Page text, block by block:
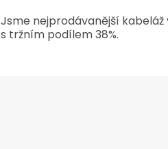
Jsme nejprodávanější kabeláž
s tržním podílem 38%.